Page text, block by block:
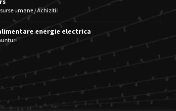
umane / Achizitii
energie electrica